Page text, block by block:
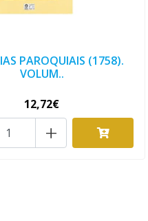
PAROQUIAIS (1758).
VOLUM..
12,72€
+